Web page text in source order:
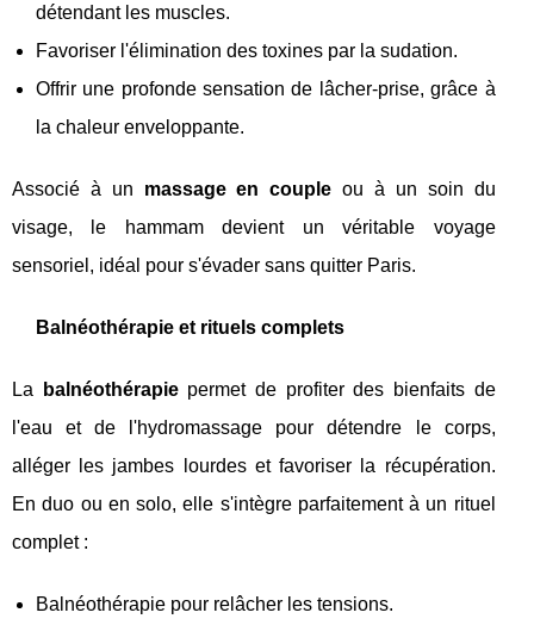
détendant les muscles.
Favoriser l'élimination des toxines par la sudation.
Offrir une profonde sensation de lâcher-prise, grâce à
la chaleur enveloppante.
Associé à un massage en couple ou à un soin du
visage, le hammam devient un véritable voyage
sensoriel, idéal pour s'évader sans quitter Paris.
Balnéothérapie et rituels complets
La balnéothérapiepermet de profiter des bienfaits de
l'eau et de l'hydromassage pour détendre le corps,
alléger les jambes lourdes et favoriser la récupération.
En duo ou en solo, elle s'intègre parfaitement à un rituel
complet :
Balnéothérapie pour relâcher les tensions.